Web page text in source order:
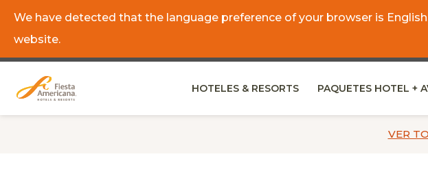
HOTELES & RESORTS PAQUETES HOTEL +
We have detected that the language preference of your browser is
website.
VER